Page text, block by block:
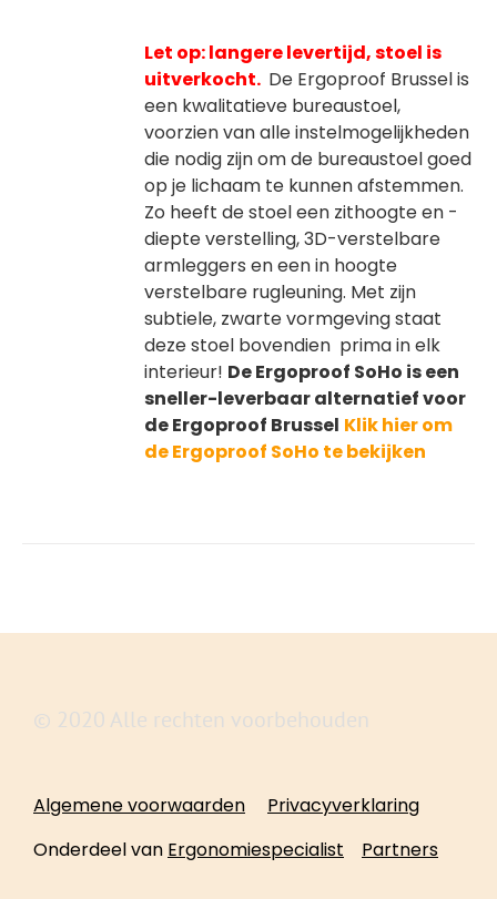
Let op: langere levertijd, stoel is
uitverkocht. De Ergoproof Brussel is
een kwalitatieve bureaustoel,
voorzien van alle instelmogelijkheden
die nodig zijn om de bureaustoel goed
op je lichaam te kunnen afstemmen.
Zo heeft de stoel een zithoogte en -
diepte verstelling, 3D-verstelbare
armleggers en een in hoogte
verstelbare rugleuning. Met zijn
subtiele, zwarte vormgeving staat
deze stoel bovendien prima in elk
interieur! De Ergoproof SoHo is een
sneller-leverbaar alternatief voor
de Ergoproof Brussel Klik hier om
de Ergoproof SoHo te bekijken
© 2020 Alle rechten voorbehouden
Algemene voorwaarden
Privacyverklaring
Onderdeel van Ergonomiespecialist Partners